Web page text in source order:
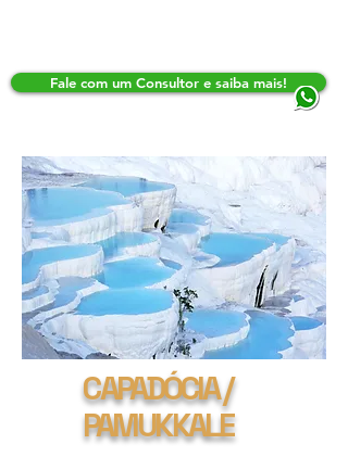
Fale com um Consultor e saiba mais!
CAPADÓCIA /
PAMUKKALE